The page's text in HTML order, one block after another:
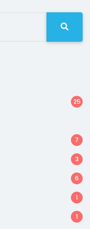
25
7
3
6
1
1